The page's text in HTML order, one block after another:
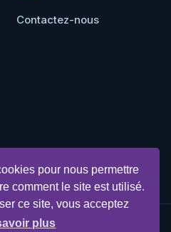
pour nous permettre
comment le site est utilisé.
ce site, vous acceptez
plus
Contactez-nous